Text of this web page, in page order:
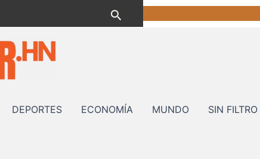
Buscar
DEPORTES ECONOMÍA MUNDO SIN FILTRO